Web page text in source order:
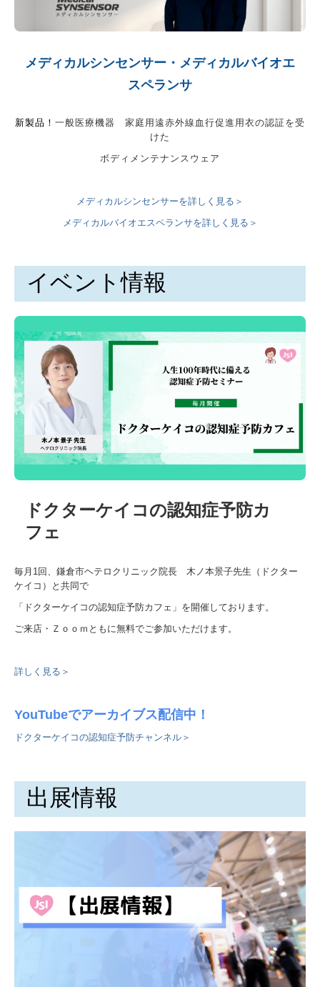
メディカルシンセンサー・メディカルバイオエ
スペランサ
新製品！ 一般医療機器 家庭用遠赤外線血行促進用衣の認証を受
けた
ボディメンテナンスウェア
メディカルシンセンサーを詳しく見る＞
メディカルバイオエスペランサを詳しく見る＞
イベント情報
ドクターケイコの認知症予防カ
フェ
毎月 1回、鎌倉市ヘテロクリニック院長 木ノ本景子先生（ドクター
ケイコ）と共同で
「ドクターケイコの認知症予防カフェ」を開催しております。
ご来店・Ｚｏｏｍともに無料でご参加いただけます。
詳しく見る＞
YouTubeでアーカイブス配信中！
ドクターケイコの認知症予防チャンネル＞
出展情報